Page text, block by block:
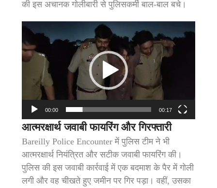
की इस अचानक गोलीबारी से पुलिसकर्मी बाल-बाल बचे।
Video
Player
00:00 00:17
आत्मरक्षार्थ जवाबी फायरिंग और गिरफ्तारी
Bareilly Police Encounter में पुलिस टीम ने भी
आत्मरक्षार्थ नियंत्रित और सटीक जवाबी फायरिंग की।
पुलिस की इस जवाबी कार्रवाई में एक बदमाश के पैर में गोली
लगी और वह चीखते हुए जमीन पर गिर पड़ा। वहीं, उसका